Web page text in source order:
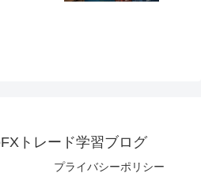
トレード学習ブログ
プライバシーポリシー